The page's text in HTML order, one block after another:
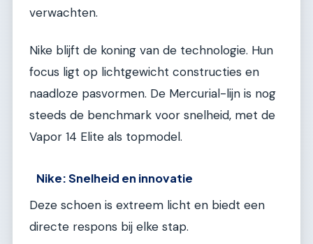
verwachten.
Nike blijft de koning van de technologie. Hun
focus ligt op lichtgewicht constructies en
naadloze pasvormen. De Mercurial-lijn is nog
steeds de benchmark voor snelheid, met de
Vapor 14 Elite als topmodel.
Nike: Snelheid en innovatie
Deze schoen is extreem licht en biedt een
directe respons bij elke stap.